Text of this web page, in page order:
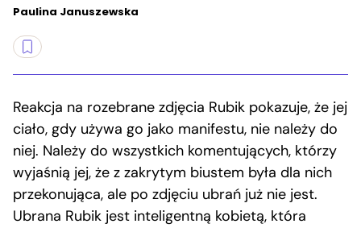
Paulina Januszewska
Reakcja na rozebrane zdjęcia Rubik pokazuje, że jej
ciało, gdy używa go jako manifestu, nie należy do
niej. Należy do wszystkich komentujących, którzy
wyjaśnią jej, że z zakrytym biustem była dla nich
przekonująca, ale po zdjęciu ubrań już nie jest.
Ubrana Rubik jest inteligentną kobietą, która